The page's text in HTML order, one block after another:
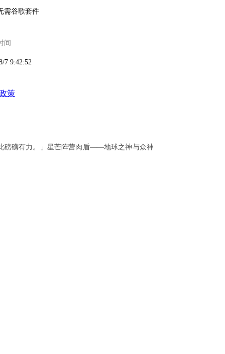
需谷歌套件
间
7 9:42:52
策
磅礴有力。」星芒阵营肉盾——地球之神与众神